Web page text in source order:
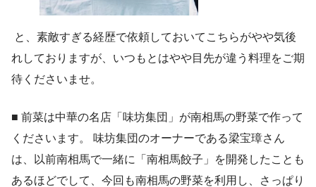
と、素敵すぎる経歴で依頼しておいてこちらがやや気後
れしておりますが、いつもとはやや目先が違う料理をご期
待くださいませ。
■ 前菜は中華の名店「味坊集団」が南相馬の野菜で作って
くださいます。 味坊集団のオーナーである梁宝璋さん
は、以前南相馬で一緒に「南相馬餃子」を開発したことも
あるほどでして、今回も南相馬の野菜を利用し、さっぱり